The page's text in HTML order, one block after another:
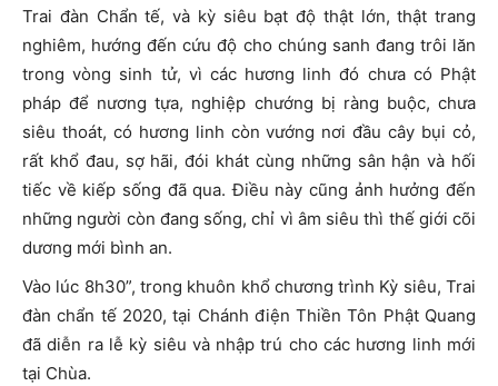
Trai đàn Chẩn tế, và kỳ siêu bạt độ thật lớn, thật trang
nghiêm, hướng đến cứu độ cho chúng sanh đang trôi lăn
trong vòng sinh tử, vì các hương linh đó chưa có Phật
pháp để nương tựa, nghiệp chướng bị ràng buộc, chưa
siêu thoát, có hương linh còn vướng nơi đầu cây bụi cỏ,
rất khổ đau, sợ hãi, đói khát cùng những sân hận và hối
tiếc về kiếp sống đã qua. Điều này cũng ảnh hưởng đến
những người còn đang sống, chỉ vì âm siêu thì thế giới cõi
dương mới bình an.
Vào lúc 8h30”, trong khuôn khổ chương trình Kỳ siêu, Trai
đàn chẩn tế 2020, tại Chánh điện Thiền Tôn Phật Quang
đã diễn ra lễ kỳ siêu và nhập trú cho các hương linh mới
tại Chùa.